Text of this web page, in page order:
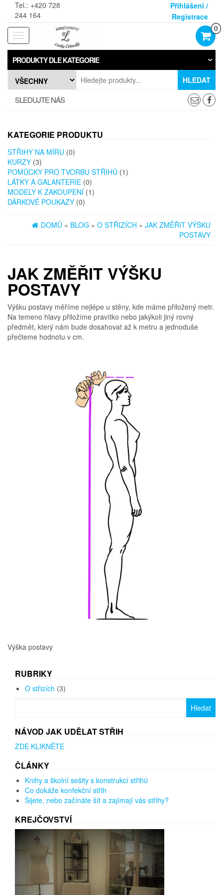
the
content
Tel.: +420 728
244 164
Přihlášení /
Registrace
Rozbalovací
navigace
0
PRODUKTY DLE KATEGORIE
HLEDAT
SLEDUJTE NÁS
KATEGORIE PRODUKTU
STŘIHY NA MÍRU (0)
KURZY (3)
POMŮCKY PRO TVORBU STŘIHŮ (1)
LÁTKY A GALANTERIE (0)
MODELY K ZAKOUPENÍ (1)
DÁRKOVÉ POUKAZY (0)
DOMŮ » BLOG » O STŘIZÍCH » JAK ZMĚŘIT VÝŠKU
POSTAVY
JAK ZMĚŘIT VÝŠKU
POSTAVY
Výšku postavy měříme nejlépe u stěny, kde máme přiložený metr.
Na temeno hlavy přiložíme pravítko nebo jakýkoli jiný rovný
předmět, který nám bude dosahovat až k metru a jednoduše
přečteme hodnotu v cm.
Výška postavy
RUBRIKY
O střizích (3)
NÁVOD JAK UDĚLAT STŘIH
ZDE KLIKNĚTE
ČLÁNKY
Knihy a školní sešity s konstrukcí střihů
Co dokáže konfekční střih
Šijete, nebo začínáte šít a zajímají vás střihy?
KREJČOVSTVÍ